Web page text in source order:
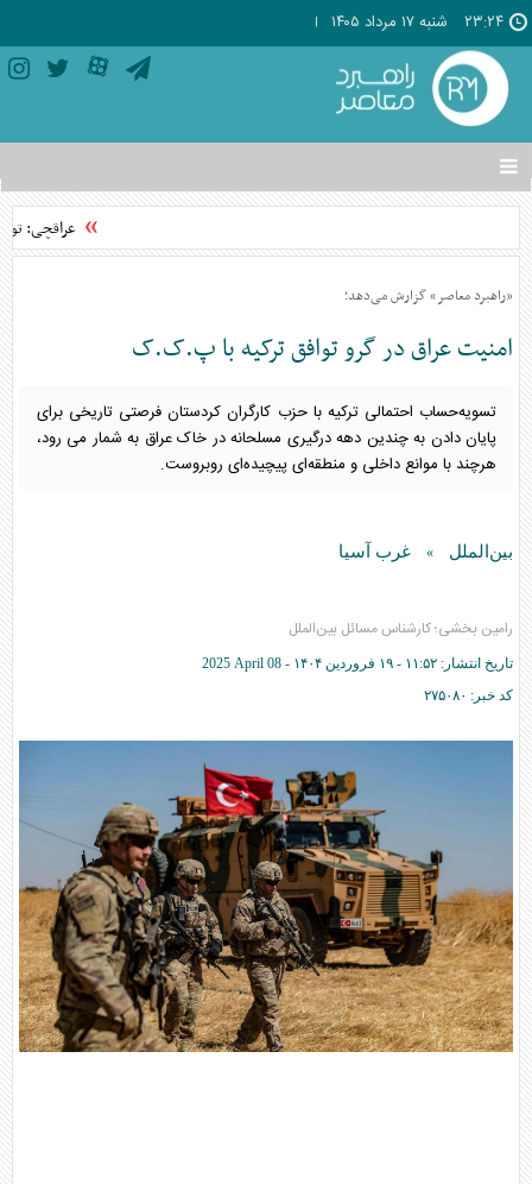
۲۳:۲۴ شنبه ۱۷ مرداد ۱۴۰۵
تغییر
وضعیت
منوی
ها
عراقچی: توافق با
«راهبرد معاصر» گزارش می‌دهد؛
امنیت عراق در گرو توافق ترکیه با پ.ک.ک
تسویه‌حساب احتمالی ترکیه با حزب کارگران کردستان فرصتی تاریخی برای
پایان دادن به چندین دهه درگیری مسلحانه در خاک عراق به شمار می رود،
هرچند با موانع داخلی و منطقه‌ای پیچیده‌ای روبروست.
بین‌الملل » غرب آسیا
رامین بخشی؛ کارشناس مسائل بین‌الملل
تاریخ انتشار: ۱۱:۵۲ - ۱۹ فروردين ۱۴۰۴ -
2025 April 08
کد خبر: ۲۷۵۰۸۰